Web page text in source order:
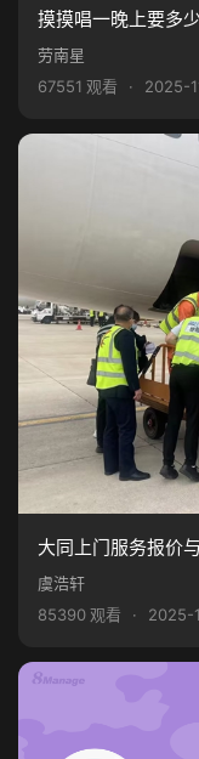
摸摸唱一晚上要多
劳南星
67551 观看
· 2025-
大同上门服务报价
虞浩轩
85390 观看
· 2025-